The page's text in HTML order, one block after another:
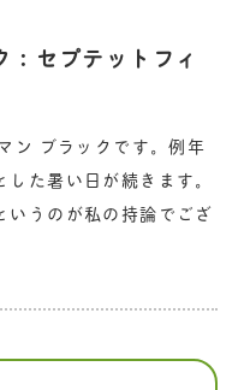
セプテットフィ
ン ブラックです。例年
た暑い日が続きます。
いうのが私の持論でござ